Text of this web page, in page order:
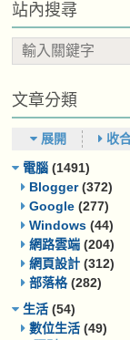
站內搜尋
文章分類
展開 收
電腦 (1491)
Blogger(372)
Google (277)
Windows (44)
網路雲端 (204)
網頁設計 (312)
部落格(282)
生活 (54)
數位生活 (49)